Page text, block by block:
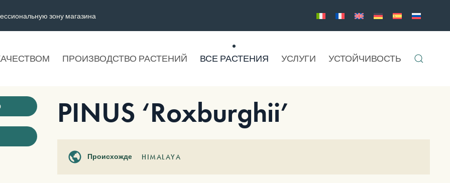
зону магазина
ПРОИЗВОДСТВО РАСТЕНИЙ ВСЕ РАСТЕНИЯ УСЛУГИ УСТОЙЧИВОСТЬ
PINUS ‘Roxburghii’
ПроисхождениеHIMALAYA